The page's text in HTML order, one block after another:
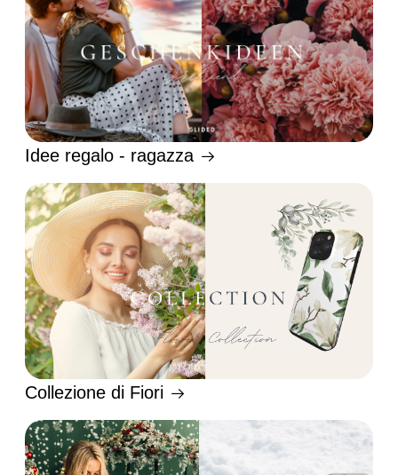
Idee regalo - ragazza
Collezione di Fiori